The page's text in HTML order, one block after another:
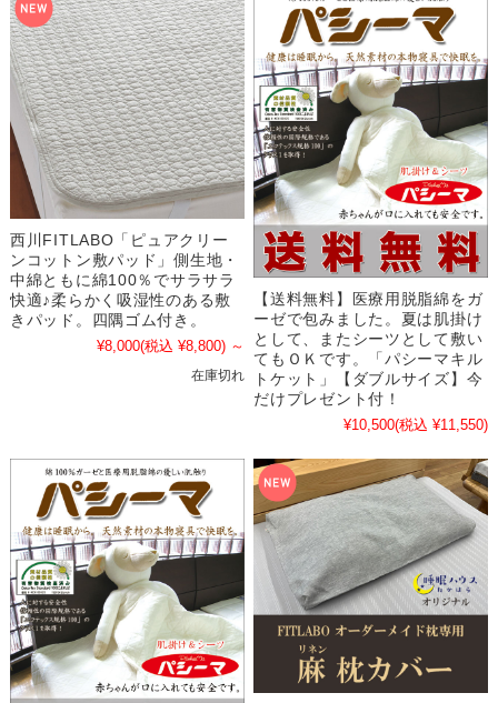
西川FITLABO「ピュアクリー
ンコットン敷パッド」側生地・
中綿ともに綿100％でサラサラ
快適♪柔らかく吸湿性のある敷
きパッド。四隅ゴム付き。
¥8,000(税込 ¥8,800) ～
在庫切れ
【送料無料】医療用脱脂綿をガ
ーゼで包みました。夏は肌掛け
として、またシーツとして敷い
てもＯＫです。「パシーマキル
トケット」【ダブルサイズ】今
だけプレゼント付！
¥10,500(税込 ¥11,550)